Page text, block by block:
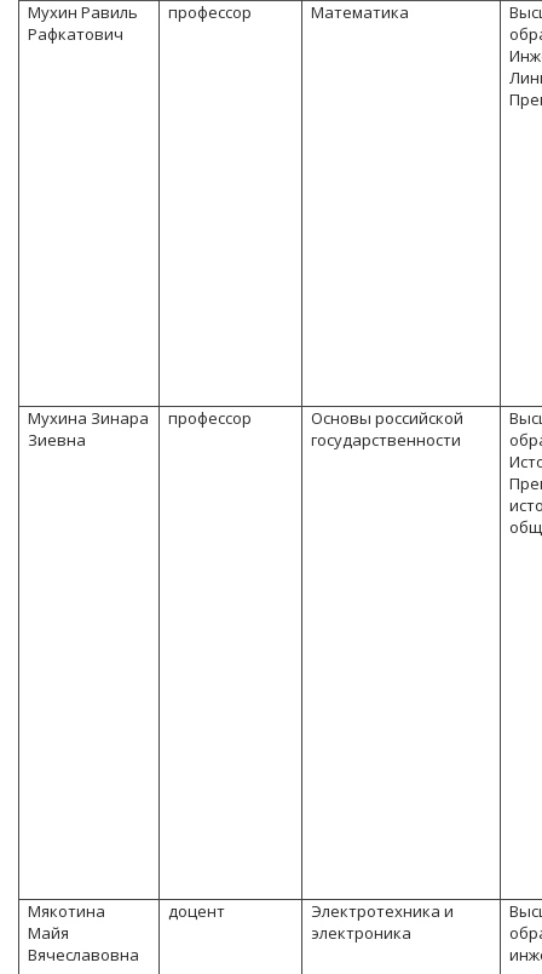
Мухин Равиль
Рафкатович
профессор Математика
Мухина Зинара
Зиевна
профессор
Основы российской
государственности
Мякотина
Майя
Вячеславовна
доцент
Электротехника и
электроника